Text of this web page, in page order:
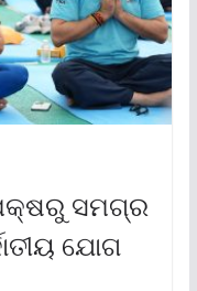
ସମଗ୍ର
ଯୋଗ